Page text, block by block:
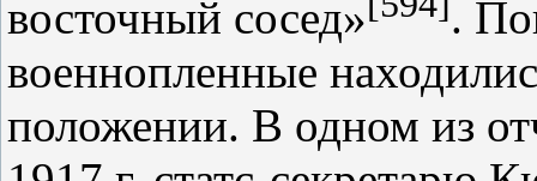
восточный сосед»
.
военнопленные
положении. В одном из